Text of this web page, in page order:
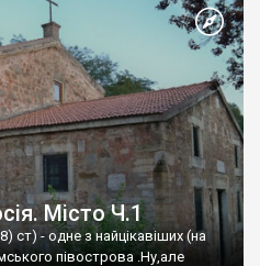
Місто Ч.1
ст) - одне з найцікавіших (на
півострова .Ну,але